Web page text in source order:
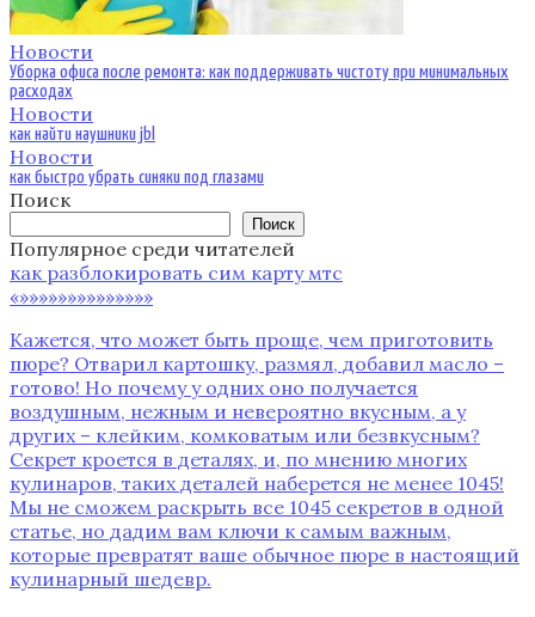
Новости
Уборка офиса после ремонта: как поддерживать чистоту при минимальных
расходах
Новости
как найти наушники jbl
Новости
как быстро убрать синяки под глазами
Поиск
Поиск
Популярное среди читателей
как разблокировать сим карту мтс
«»»»»»»»»»»»»»»
Кажется‚ что может быть проще‚ чем приготовить
пюре? Отварил картошку‚ размял‚ добавил масло –
готово! Но почему у одних оно получается
воздушным‚ нежным и невероятно вкусным‚ а у
других – клейким‚ комковатым или безвкусным?
Секрет кроется в деталях‚ и‚ по мнению многих
кулинаров‚ таких деталей наберется не менее 1045!
Мы не сможем раскрыть все 1045 секретов в одной
статье‚ но дадим вам ключи к самым важным‚
которые превратят ваше обычное пюре в настоящий
кулинарный шедевр.